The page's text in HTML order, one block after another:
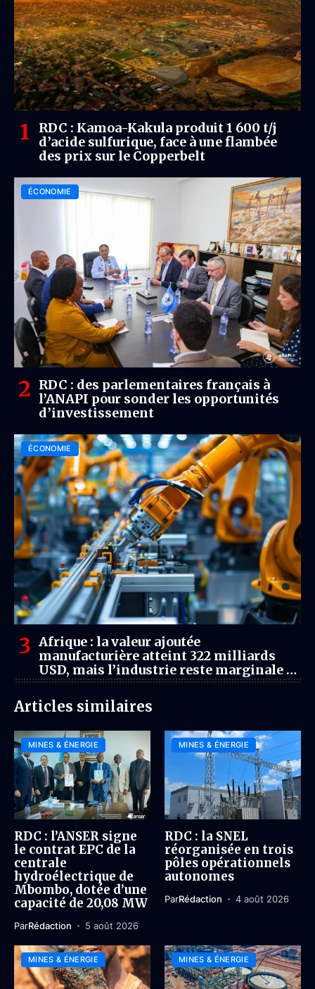
RDC : Kamoa-Kakula produit 1 600 t/j
d’acide sulfurique, face à une flambée
des prix sur le Copperbelt
ÉCONOMIE
RDC : des parlementaires français à
l’ANAPI pour sonder les opportunités
d’investissement
ÉCONOMIE
Afrique : la valeur ajoutée
manufacturière atteint 322 milliards
USD, mais l’industrie reste marginale à
l’échelle mondiale
Articles similaires
MINES & ÉNERGIE
RDC : l’ANSER signe
le contrat EPC de la
centrale
hydroélectrique de
Mbombo, dotée d’une
capacité de 20,08 MW
ParRédaction 5 août 2026
MINES & ÉNERGIE
RDC : la SNEL
réorganisée en trois
pôles opérationnels
autonomes
ParRédaction 4 août 2026
MINES & ÉNERGIE MINES & ÉNERGIE